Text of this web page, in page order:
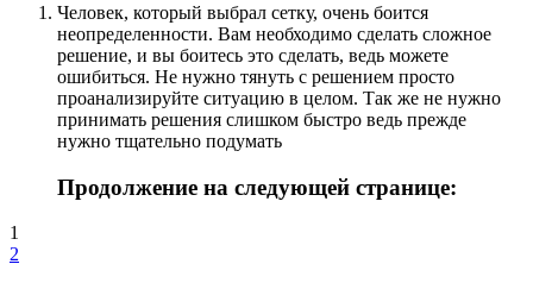
Человек, который выбрал сетку, очень боится
неопределенности. Вам необходимо сделать сложное
решение, и вы боитесь это сделать, ведь можете
ошибиться. Не нужно тянуть с решением просто
проанализируйте ситуацию в целом. Так же не нужно
принимать решения слишком быстро ведь прежде
нужно тщательно подумать
Продолжение на следующей странице:
1
2